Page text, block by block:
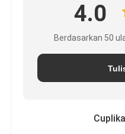
4.0
Berdasarkan 50